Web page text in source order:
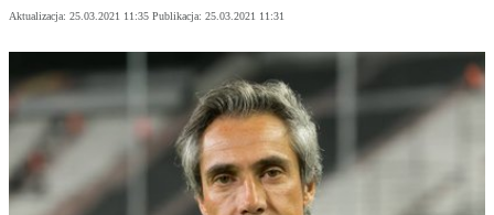
Aktualizacja: 25.03.2021 11:35 Publikacja: 25.03.2021 11:31